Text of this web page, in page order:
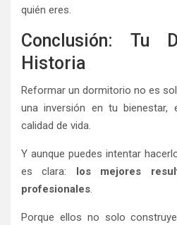
quién eres.
Conclusión: Tu
Historia
Reformar un dormitorio no es
una inversión en tu
calidad de vida.
Y aunque puedes intentar
es clara: los mejores
profesionales.
Porque ellos no solo